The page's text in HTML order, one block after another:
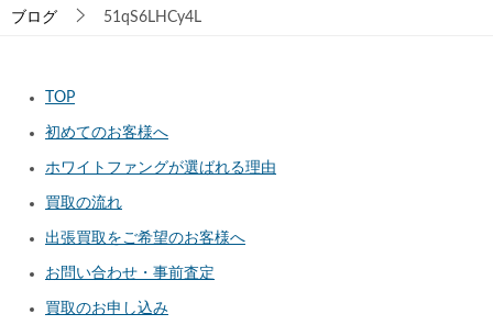
ブログ
51qS6LHCy4L
TOP
初めてのお客様へ
ホワイトファングが選ばれる理由
買取の流れ
出張買取をご希望のお客様へ
お問い合わせ・事前査定
買取のお申し込み